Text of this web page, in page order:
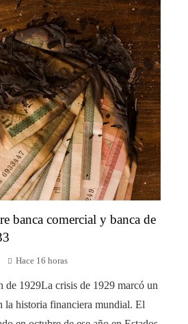
banca comercial y banca de
Hace 16 horas
de 1929La crisis de 1929 marcó un
la historia financiera mundial. El